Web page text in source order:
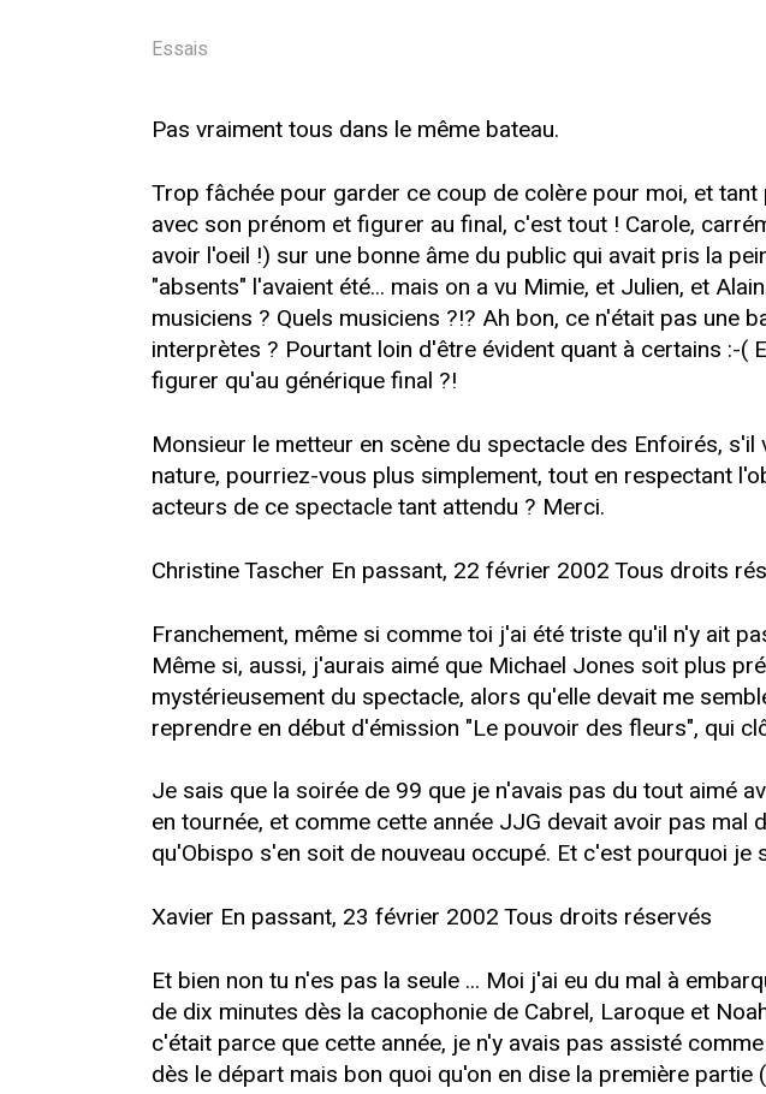
Essais
Pas vraiment tous dans le même bateau.
Trop fâchée pour garder ce coup de colère pour moi, et
avec son prénom et figurer au final, c'est tout ! Carole,
avoir l'oeil !) sur une bonne âme du public qui avait pris la
"absents" l'avaient été... mais on a vu Mimie, et Julien, et
musiciens ? Quels musiciens ?!? Ah bon, ce n'était pas
interprètes ? Pourtant loin d'être évident quant à certains :-(
figurer qu'au générique final ?!
Monsieur le metteur en scène du spectacle des Enfoirés,
nature, pourriez-vous plus simplement, tout en respectant
acteurs de ce spectacle tant attendu ? Merci.
Christine Tascher En passant, 22 février 2002 Tous droits
Franchement, même si comme toi j'ai été triste qu'il n'y ait
Même si, aussi, j'aurais aimé que Michael Jones soit plus
mystérieusement du spectacle, alors qu'elle devait me
reprendre en début d'émission "Le pouvoir des fleurs", qui
Je sais que la soirée de 99 que je n'avais pas du tout aimé
en tournée, et comme cette année JJG devait avoir pas
qu'Obispo s'en soit de nouveau occupé. Et c'est pourquoi
Xavier En passant, 23 février 2002 Tous droits réservés
Et bien non tu n'es pas la seule ... Moi j'ai eu du mal à
de dix minutes dès la cacophonie de Cabrel, Laroque et
c'était parce que cette année, je n'y avais pas assisté
dès le départ mais bon quoi qu'on en dise la première